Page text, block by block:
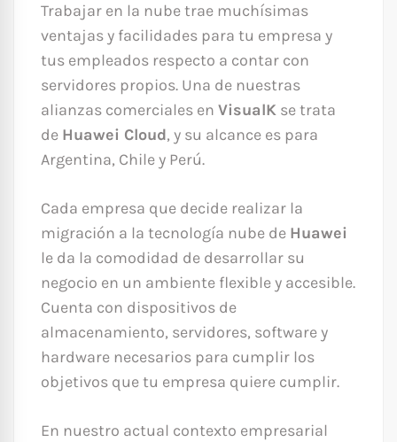
Trabajar en la nube trae muchísimas
ventajas y facilidades para tu empresa y
tus empleados respecto a contar con
servidores propios. Una de nuestras
alianzas comerciales en VisualK se trata
de Huawei Cloud, y su alcance es para
Argentina, Chile y Perú.
Cada empresa que decide realizar la
migración a la tecnología nube de Huawei
le da la comodidad de desarrollar su
negocio en un ambiente flexible y accesible.
Cuenta con dispositivos de
almacenamiento, servidores, software y
hardware necesarios para cumplir los
objetivos que tu empresa quiere cumplir.
En nuestro actual contexto empresarial